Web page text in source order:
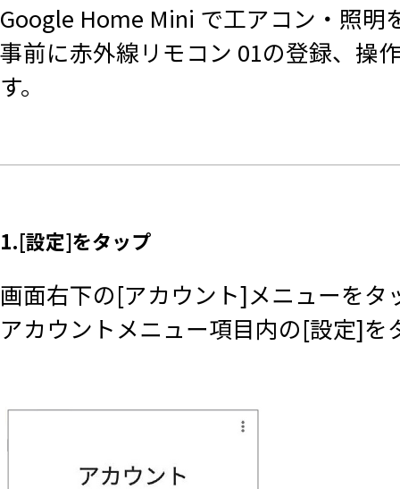
Google Home Mini で工アコン・照明
事前に赤外線リモコン 01の登録、操
す。
1.[設定]をタップ
画面右下の[アカウント]メニューをタ
アカウントメニュー項目内の[設定]を